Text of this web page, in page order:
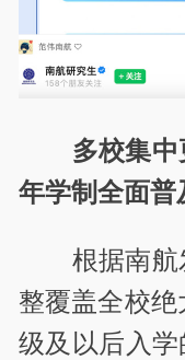
多校集
年学制全面普
根据南
整覆盖全校
级及以后入